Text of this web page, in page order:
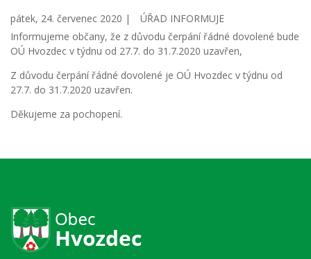
pátek, 24. červenec 2020 |
ÚŘAD INFORMUJE
Informujeme občany, že z důvodu čerpání řádné dovolené bude
OÚ Hvozdec v týdnu od 27.7. do 31.7.2020 uzavřen,
Z důvodu čerpání řádné dovolené je OÚ Hvozdec v týdnu od
27.7. do 31.7.2020 uzavřen.
Děkujeme za pochopení.